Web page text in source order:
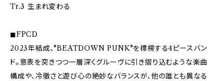
Tr.3 生まれ変わる
◼︎FPCD
2023年結成、"BEATDOWN PUNK"を標榜する4ピースバン
ド。意表を突きつつ一層深くグルーヴに引き摺り込むような楽曲
構成や、冷徹さと遊び心の絶妙なバランスが、他の誰とも異なる